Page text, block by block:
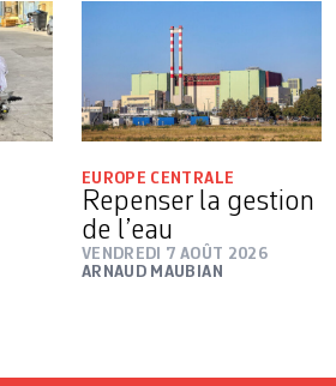
EUROPE CENTRALE
Repenser la gestion
de l’eau
VENDREDI 7 AOÛT 2026
ARNAUD MAUBIAN